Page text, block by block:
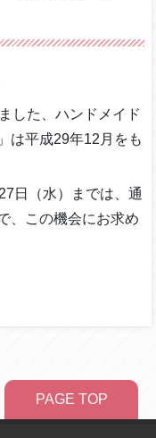
した、ハンドメイド
は平成29年12月をも
日（水）までは、通
、この機会にお求め
PAGE TOP